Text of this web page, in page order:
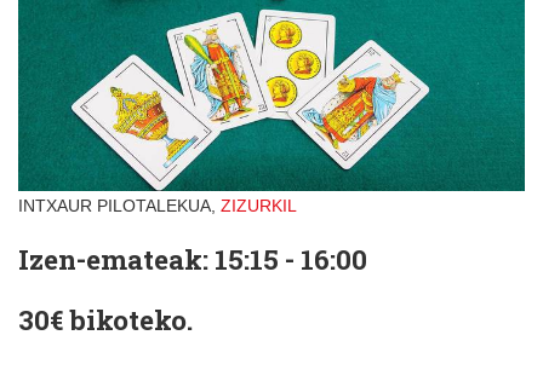
INTXAUR PILOTALEKUA, ZIZURKIL
Izen-emateak: 15:15 - 16:00
30€ bikoteko.